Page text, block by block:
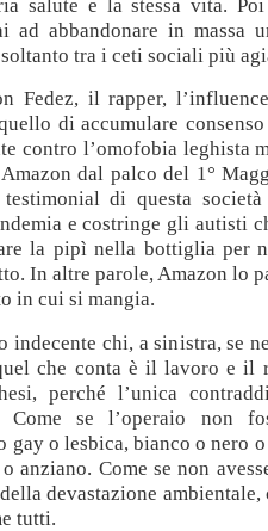
salute e la stessa vita.
ad abbandonare in massa
tra i ceti sociali più
Fedez, il rapper,
di accumulare
contro l’omofobia leghista
dal palco del 1°
di questa
e costringe gli autisti
la pipì nella bottiglia per
In altre parole, Amazon lo
in cui si mangia.
indecente chi, a sinistra, se
che conta è il lavoro e il
perché l’unica
Come se l’operaio non
gay o lesbica, bianco o nero
anziano. Come se non
devastazione ambientale,
tutti.